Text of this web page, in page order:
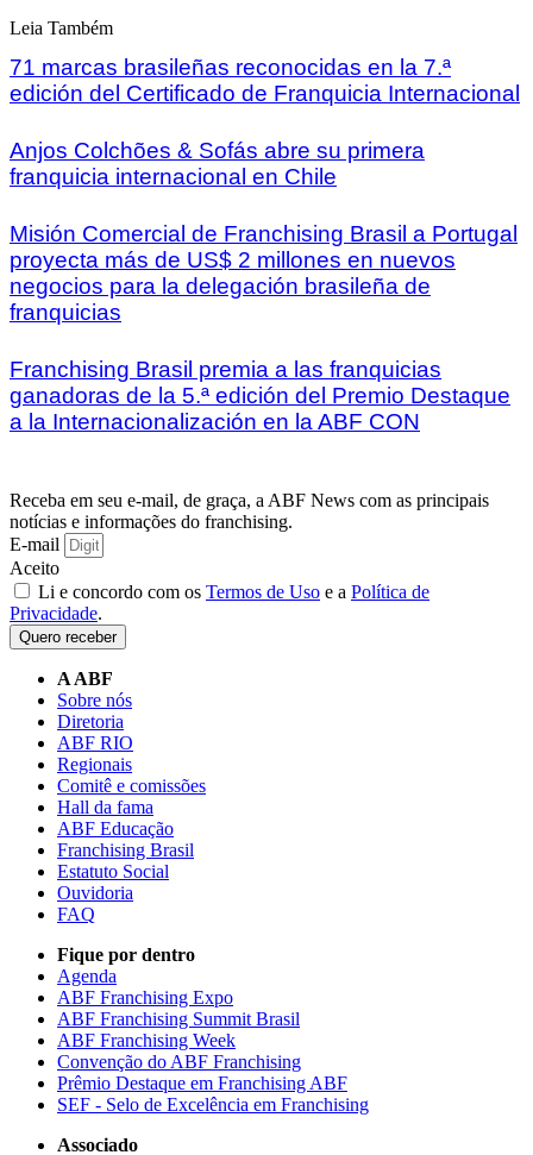
Leia Também
71 marcas brasileñas reconocidas en la 7.ª
edición del Certificado de Franquicia Internacional
Anjos Colchões & Sofás abre su primera
franquicia internacional en Chile
Misión Comercial de Franchising Brasil a Portugal
proyecta más de US$ 2 millones en nuevos
negocios para la delegación brasileña de
franquicias
Franchising Brasil premia a las franquicias
ganadoras de la 5.ª edición del Premio Destaque
a la Internacionalización en la ABF CON
Receba em seu e-mail, de graça, a ABF News com as principais
notícias e informações do franchising.
E-mail
Aceito
Li e concordo com os Termos de Uso e a Política de
Privacidade.
Quero receber
A ABF
Sobre nós
Diretoria
ABF RIO
Regionais
Comitê e comissões
Hall da fama
ABF Educação
Franchising Brasil
Estatuto Social
Ouvidoria
FAQ
Fique por dentro
Agenda
ABF Franchising Expo
ABF Franchising Summit Brasil
ABF Franchising Week
Convenção do ABF Franchising
Prêmio Destaque em Franchising ABF
SEF - Selo de Excelência em Franchising
Associado